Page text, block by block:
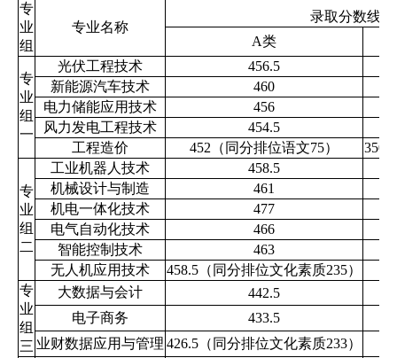
专
业
组
专业名称
录取分数线
A类
专
业
组
一
光伏工程技术
456.5
新能源汽车技术
460
电力储能应用技术
456
风力发电工程技术
454.5
工程造价
452（同分排位语文75）
专
业
组
二
工业机器人技术
458.5
机械设计与制造
461
机电一体化技术
477
电气自动化技术
466
智能控制技术
463
无人机应用技术
458.5（同分排位文化素质235）
专
业
组
三
大数据与会计
442.5
电子商务
433.5
业财数据应用与管理 426.5（同分排位文化素质233）